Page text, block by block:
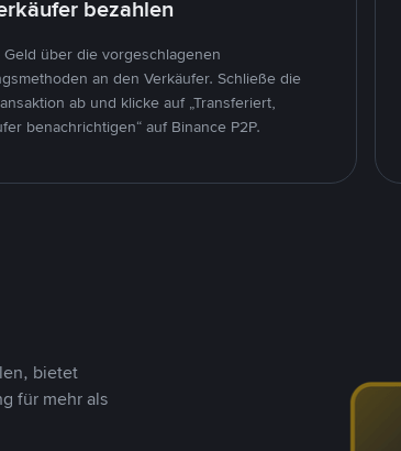
bezahlen
Geld über die vorgeschlagenen
an den Verkäufer. Schließe die
ab und klicke auf „Transferiert,
benachrichtigen“ auf Binance P2P.
bietet
für mehr als